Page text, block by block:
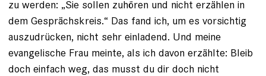
zu werden: „Sie sollen zuhören und nicht erzählen in
dem Gesprächskreis.“ Das fand ich, um es vorsichtig
auszudrücken, nicht sehr einladend. Und meine
evangelische Frau meinte, als ich davon erzählte: Bleib
doch einfach weg, das musst du dir doch nicht